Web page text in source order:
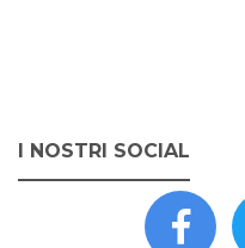
I NOSTRI SOCIAL